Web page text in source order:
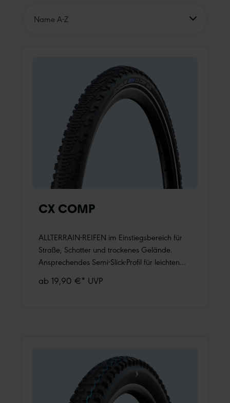
Name A-Z
Preis aufsteigend
Preis absteigend
Unsere Empfehlung
CX COMP
ALLTERRAIN-REIFEN im Einstiegsbereich für
Straße, Schotter und trockenes Gelände.
Ansprechendes Semi-Slick-Profil für leichten
Offroad-Gelände.
ab 19,90 €* UVP